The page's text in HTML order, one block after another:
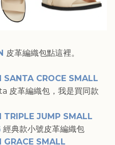
皮革編織包點這裡。
SANTA CROCE SMALL
皮革編織包，我是買同款
TRIPLE JUMP SMALL
經典款小號皮革編織包
GRACE SMALL